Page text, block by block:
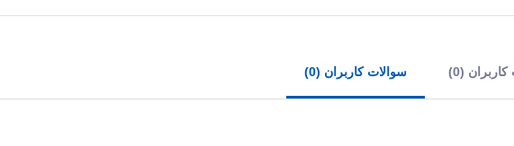
(0) سوالات کاربران (0)